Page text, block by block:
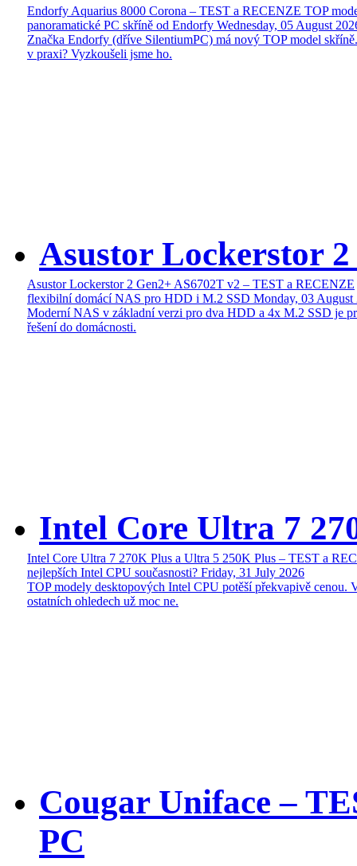
Endorfy Aquarius 8000 Corona – TEST a RECENZE TOP
panoramatické PC skříně od Endorfy Wednesday, 05 August
Značka Endorfy (dříve SilentiumPC) má nový TOP model
v praxi? Vyzkoušeli jsme ho.
Asustor Lockerstor
Asustor Lockerstor 2 Gen2+ AS6702T v2 – TEST a RECENZE
flexibilní domácí NAS pro HDD i M.2 SSD Monday, 03 August
Moderní NAS v základní verzi pro dva HDD a 4x M.2 SSD je
řešení do domácnosti.
Intel Core Ultra 7
Intel Core Ultra 7 270K Plus a Ultra 5 250K Plus – TEST a
nejlepších Intel CPU současnosti? Friday, 31 July 2026
TOP modely desktopových Intel CPU potěší překvapivě cenou.
ostatních ohledech už moc ne.
Cougar Uniface –
PC